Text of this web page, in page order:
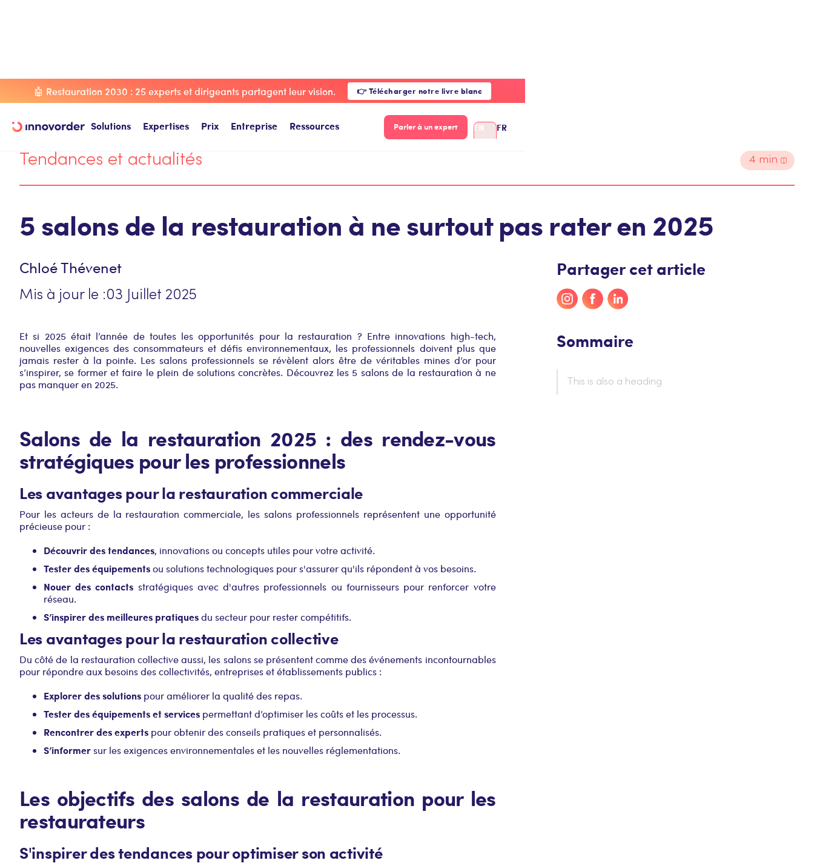
🤖 Restauration 2030 : 25 experts et dirigeants partagent leur vision. 👉 Télécharger notre livre blanc
Solutions Expertises Prix Entreprise Ressources Parler à un expert EN FR
Blog Innovorder 5 salons de la restauration à ne surtout pas rater en 2025
Tendances et actualités 4 min
5 salons de la restauration à ne surtout pas rater en 2025
Chloé Thévenet
Mis à jour le :03 Juillet 2025
Partager cet article
Et si 2025 était l’année de toutes les opportunités pour la restauration ? Entre innovations high-tech,
nouvelles exigences des consommateurs et défis environnementaux, les professionnels doivent plus que
jamais rester à la pointe. Les salons professionnels se révèlent alors être de véritables mines d’or pour
s’inspirer, se former et faire le plein de solutions concrètes. Découvrez les 5 salons de la restauration à ne
pas manquer en 2025.
Salons de la restauration 2025 : des rendez-vous
stratégiques pour les professionnels
Les avantages pour la restauration commerciale
Pour les acteurs de la restauration commerciale, les salons professionnels représentent une opportunité
précieuse pour :
Découvrir des tendances, innovations ou concepts utiles pour votre activité.
Tester des équipementsou solutions technologiques pour s'assurer qu'ils répondent à vos besoins.
Nouer des contacts stratégiques avec d'autres professionnels ou fournisseurs pour renforcer votre
réseau.
S’inspirer des meilleures pratiquesdu secteur pour rester compétitifs.
Les avantages pour la restauration collective
Du côté de la restauration collective aussi, les salons se présentent comme des événements incontournables
pour répondre aux besoins des collectivités, entreprises et établissements publics :
Explorer des solutions pour améliorer la qualité des repas.
Tester des équipements et services permettant d’optimiser les coûts et les processus.
Rencontrer des experts pour obtenir des conseils pratiques et personnalisés.
S’informersur les exigences environnementales et les nouvelles réglementations.
Les objectifs des salons de la restauration pour les
restaurateurs
S'inspirer des tendances pour optimiser son activité
Sommaire
This is also a heading